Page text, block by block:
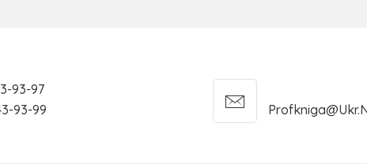
93-97
93-99